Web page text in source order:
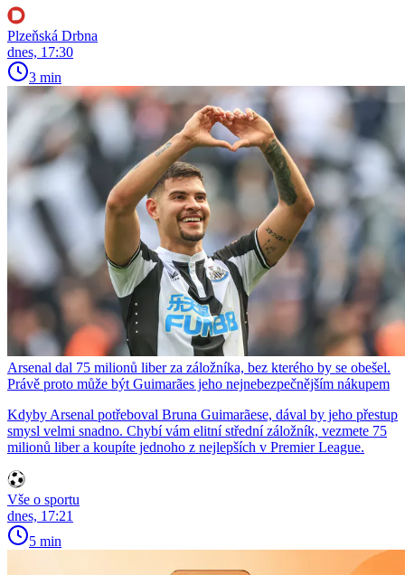
Plzeňská Drbna
dnes, 17:30
3 min
Arsenal dal 75 milionů liber za záložníka, bez kterého by se obešel.
Právě proto může být Guimarães jeho nejnebezpečnějším nákupem
Kdyby Arsenal potřeboval Bruna Guimarãese, dával by jeho přestup
smysl velmi snadno. Chybí vám elitní střední záložník, vezmete 75
milionů liber a koupíte jednoho z nejlepších v Premier League.
Vše o sportu
dnes, 17:21
5 min